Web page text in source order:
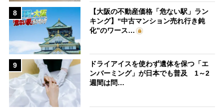
8
【大阪の不動産価格「危ない駅」ラン
キング】“中古マンション売れ行き鈍
化”のワース…
9
ドライアイスを使わず遺体を保つ「エ
ンバーミング」が日本でも普及 1～2
週間は問…